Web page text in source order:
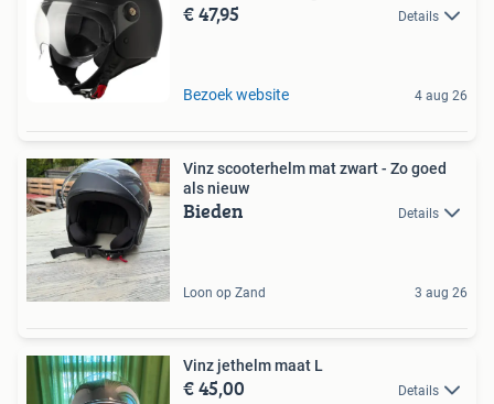
€ 47,95 Details
Bezoek website 4 aug 26
Vinz scooterhelm mat zwart - Zo goed
als nieuw
Bieden Details
Loon op Zand 3 aug 26
Vinz jethelm maat L
€ 45,00 Details